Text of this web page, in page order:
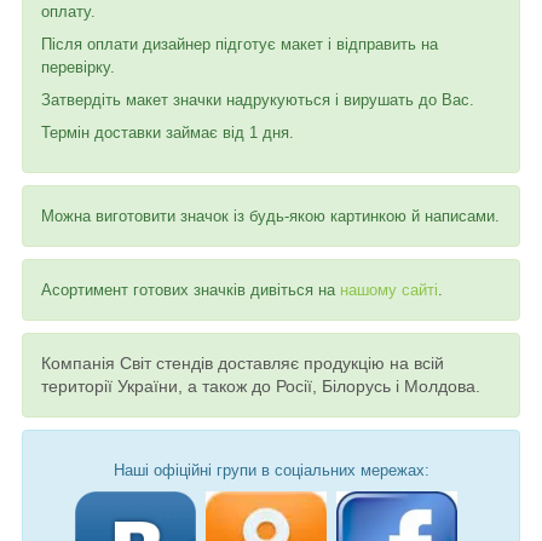
оплату.
Після оплати дизайнер підготує макет і відправить на
перевірку.
Затвердіть макет значки надрукуються і вирушать до Вас.
Термін доставки займає від 1 дня.
Можна виготовити значок із будь-якою картинкою й написами.
Асортимент готових значків дивіться на нашому сайті
Компанія Світ стендів доставляє продукцію на всій
території України, а також до Росії, Білорусь і Молдова.
Наші офіційні групи в соціальних мережах: